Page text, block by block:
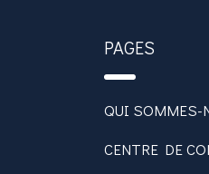
PAGES
QUI SOMMES-
CENTRE DE